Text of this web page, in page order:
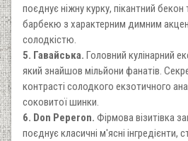
поєднує ніжну курку, пікантний
барбекю з характерним димним
солодкістю.
5. Гавайська. Головний кулінарний
який знайшов мільйони фанатів.
контрасті солодкого екзотичного
соковитої шинки.
6. Don Peperon. Фірмова візитівка
поєднує класичні м'ясні